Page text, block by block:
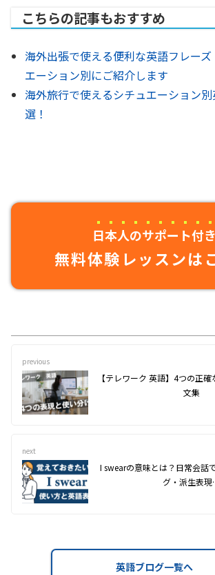
こちらの記事もおすすめ
海外出張で使える便利な英語フレー
エーション別にご紹介します
海外旅行で使えるシチュエーション
選！
日本人のサポート付き
無料体験レッスンは
previous
【テレワーク 英語】4つの正
文集
next
I swearの意味とは？日常会話
グ・派生表
英語ブログ一覧へ